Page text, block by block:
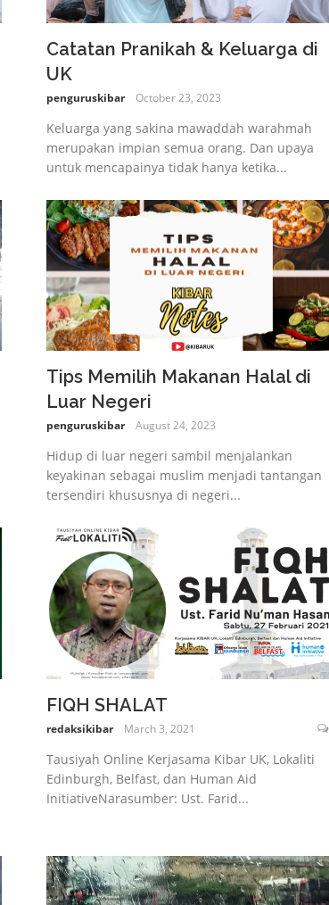
Catatan Pranikah & Keluarga di
UK
penguruskibar October 23, 2023
Keluarga yang sakina mawaddah warahmah
merupakan impian semua orang. Dan upaya
untuk mencapainya tidak hanya ketika...
Tips Memilih Makanan Halal di
Luar Negeri
penguruskibar August 24, 2023
Hidup di luar negeri sambil menjalankan
keyakinan sebagai muslim menjadi tantangan
tersendiri khususnya di negeri...
FIQH SHALAT
redaksikibar March 3, 2021
Tausiyah Online Kerjasama Kibar UK, Lokaliti
Edinburgh, Belfast, dan Human Aid
InitiativeNarasumber: Ust. Farid...